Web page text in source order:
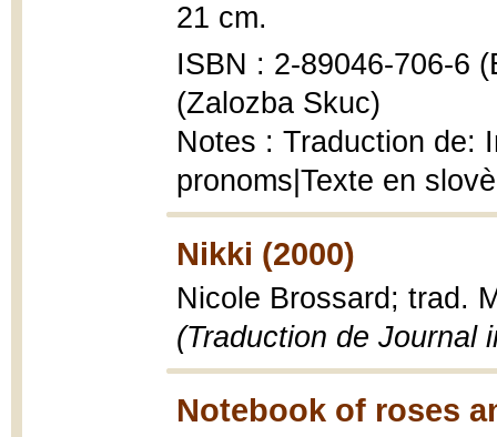
21 cm.
ISBN : 2-89046-706-6
(Zalozba Skuc)
Notes : Traduction de:
pronoms|Texte en
Nikki (2000)
Nicole Brossard; trad.
(Traduction de Journal
Notebook of roses